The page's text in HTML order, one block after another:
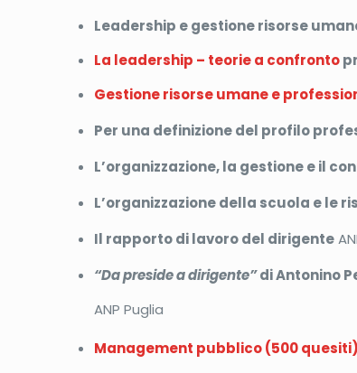
Leadership e gestione risorse
La leadership – teorie a confronto
Gestione risorse umane e
Per una definizione del profilo
L’organizzazione, la gestione e il
L’organizzazione della scuola e le
Il rapporto di lavoro del dirigente
“Da preside a dirigente”di Antonino
ANP Puglia
Management pubblico (500 quesiti)